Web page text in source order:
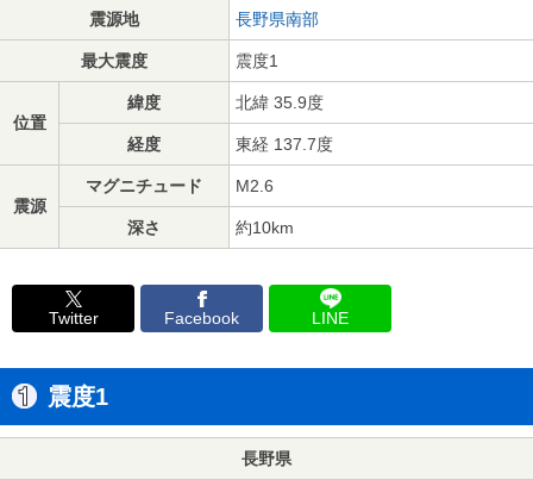
震源地 長野県南部
最大震度 震度1
位置
緯度 北緯 35.9度
経度 東経 137.7度
震源
マグニチュード M2.6
深さ 約10km
Twitter Facebook LINE
震度1
長野県